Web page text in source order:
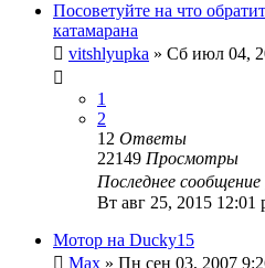
Посоветуйте на что
катамарана
vitshlyupka » Сб июл 04,
1
2
12 Ответы
22149 Просмотры
Последнее сообщение
Вт авг 25, 2015 12:01
Мотор на Ducky15
Max » Пн сен 03, 2007